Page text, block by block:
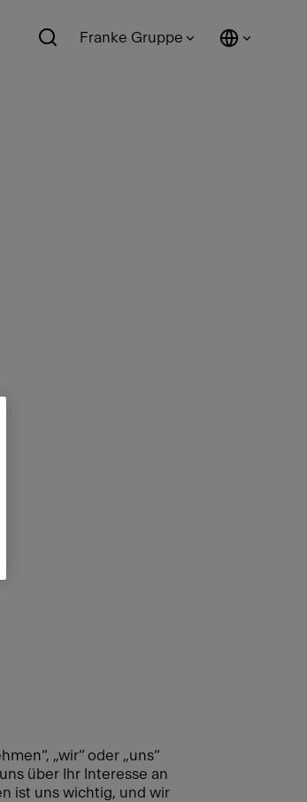
Franke Gruppe
„wir“ oder „uns“
über Ihr Interesse an
ist uns wichtig, und wir